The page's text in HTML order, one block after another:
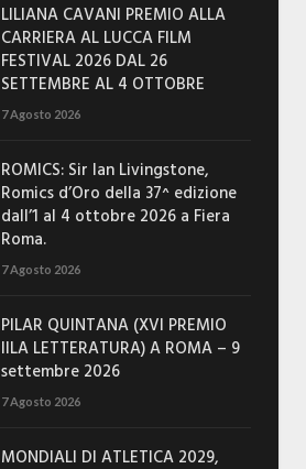
LILIANA CAVANI PREMIO ALLA
CARRIERA AL LUCCA FILM
FESTIVAL 2026 DAL 26
SETTEMBRE AL 4 OTTOBRE
7 Agosto 2026
ROMICS: Sir Ian Livingstone,
Romics d’Oro della 37^ edizione
dall’1 al 4 ottobre 2026 a Fiera
Roma.
7 Agosto 2026
PILAR QUINTANA (XVI PREMIO
IILA LETTERATURA) A ROMA – 9
settembre 2026
7 Agosto 2026
MONDIALI DI ATLETICA 2029,